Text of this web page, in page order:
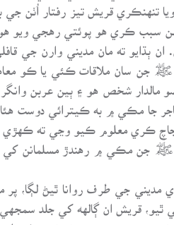
تنهنڪري قريش تيز رفتار اُٺن جي
سبب ڪري هو پوئتي رهجي ويو
ان ٻڌايو ته مان مديني وارن جي
جن سان ملاقات ڪئي يا ڪو
مالدار شخص هو ۽ ٻين عربن
جا مڪي ۾ به ڪيترائي دوست
جاچ ڪري معلوم ڪيو وڃي ته ڪهڙي
ﷺ جن مڪي ۾ رهندڙ مسلمانن
مديني جي طرف روانا ٿيڻ
قريش ان ڳالهه کي جلد
رهڻ تي مجبور ڪرڻ جو فيصلو